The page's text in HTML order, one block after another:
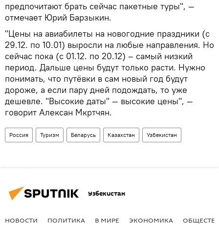
предпочитают брать сейчас пакетные туры", —
отмечает Юрий Барзыкин.
"Цены на авиабилеты на новогодние праздники (с
29.12. по 10.01) выросли на любые направления. Но
сейчас пока (с 01.12. по 20.12) – самый низкий
период. Дальше цены будут только расти. Нужно
понимать, что путёвки в сам новый год будут
дороже, а если пару дней подождать, то уже
дешевле. "Высокие даты" — высокие цены", —
говорит Алексан Мкртчян.
Россия Туризм Беларусь Казахстан Узбекистан
Узбекистан
НОВОСТИ ПОЛИТИКА В МИРЕ ЭКОНОМИКА